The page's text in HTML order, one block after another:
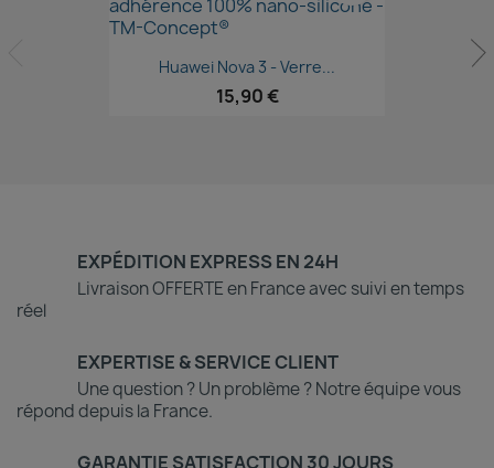
Aperçu rapide
Huawei Nova 3 - Verre...
15,90 €
EXPÉDITION EXPRESS EN 24H
Livraison OFFERTE en France avec suivi en temps
réel
EXPERTISE & SERVICE CLIENT
Une question ? Un problème ? Notre équipe vous
répond depuis la France.
GARANTIE SATISFACTION 30 JOURS